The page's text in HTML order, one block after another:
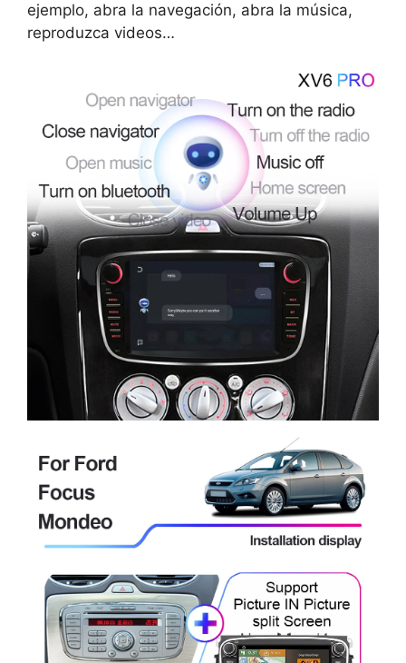
ejemplo, abra la navegación, abra la música,
reproduzca videos…